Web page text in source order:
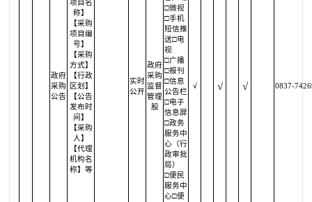
政府
采购
公告
项目名
称】
【采购
项目编
号】
【采购
方式】
【行政
区划】
【公告
发布时
间】
【采购
人】
【代理
机构名
称】等
实时
公开
政府
采购
监督
管理
股
□微视
□手机
短信推
送□电
视
□广播
□报刊
□信息
公告栏
□电子
信息屏
□政务
服务中
心（行
政审批
局）
□便民
服务中
心□便
√ √ √ 0837-